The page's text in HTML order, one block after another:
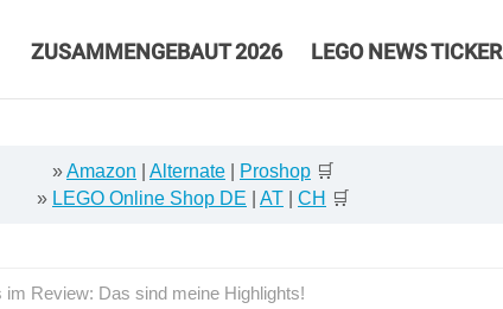
ZUSAMMENGEBAUT 2026 LEGO NEWS TICKER
»Amazon Alternate Proshop 🛒
» LEGO Online Shop DE AT CH 🛒
Review: Das sind meine Highlights!